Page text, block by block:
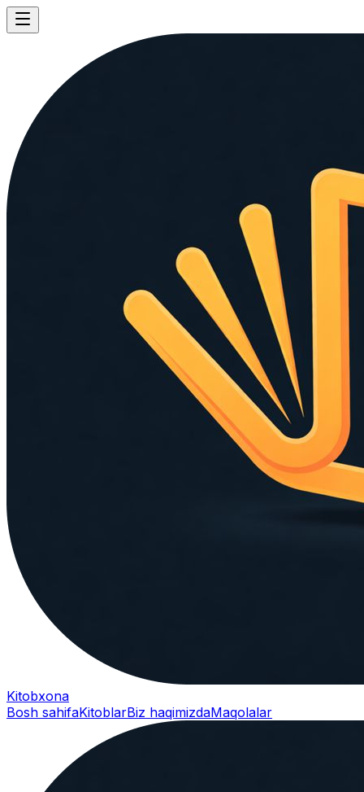
Kitobxona
Bosh sahifaKitoblarBiz haqimizdaMaqolalar